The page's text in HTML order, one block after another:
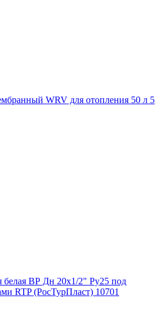
WRV для отопления 50 л 5
белая ВР Дн 20х1/2" Ру25 под
RTP (РосТурПласт) 10701